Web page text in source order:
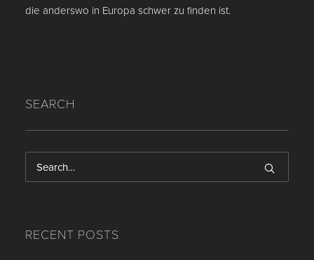
die anderswo in Europa schwer zu finden ist.
SEARCH
RECENT POSTS